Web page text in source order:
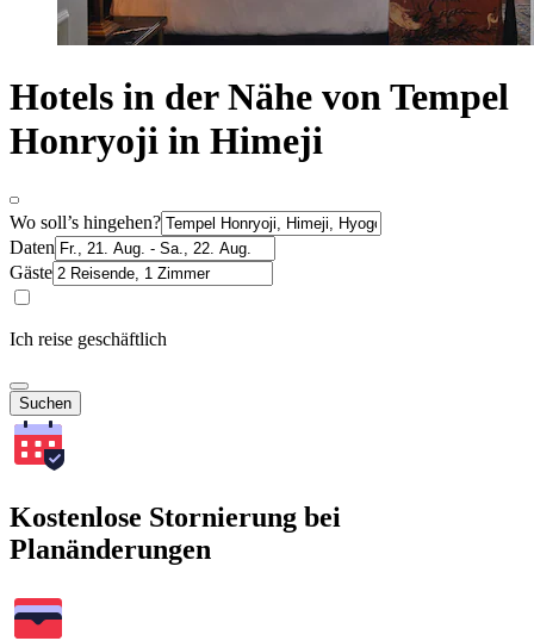
Hotels in der Nähe von Tempel
Honryoji in Himeji
Wo soll’s hingehen?
Daten
Gäste
Ich reise geschäftlich
Suchen
Kostenlose Stornierung bei
Planänderungen